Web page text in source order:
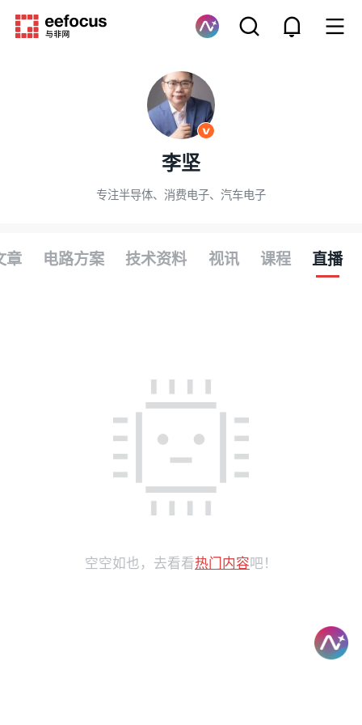
李坚
专注半导体、消费电子、汽车电子
章 电路方案 技术资料 视讯 课程 直播
空空如也，去看看热门内容吧！